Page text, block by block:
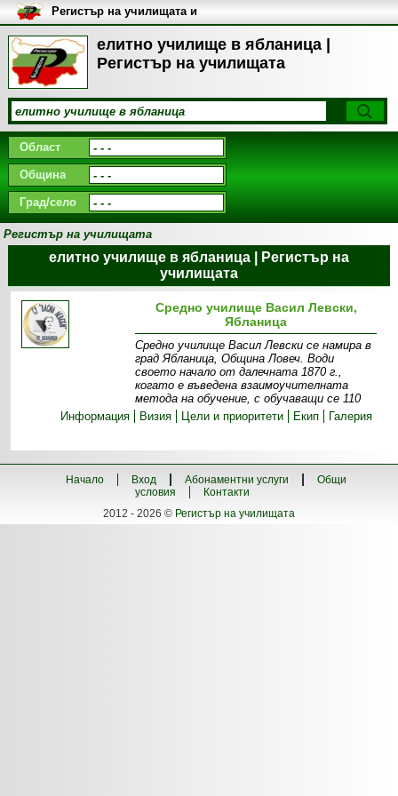
елитно училище в ябланица |
Регистър на училищата
Регистър на училищата и
университетите в България
Област
Община
Град/село
Регистър на училищата
елитно училище в ябланица | Регистър на
училищата
Средно училище Васил Левски,
Ябланица
Средно училище Васил Левски се намира в
град Ябланица, Община Ловеч. Води
своето начало от далечната 1870 г.,
когато е въведена взаимоучителната
метода на обучение, с обучаващи се 110
Информация
Визия Цели и приоритети Екип Галерия
Начало Вход Абонаментни услуги
Общи
условия
Контакти
2012 - 2026 © Регистър на училищата